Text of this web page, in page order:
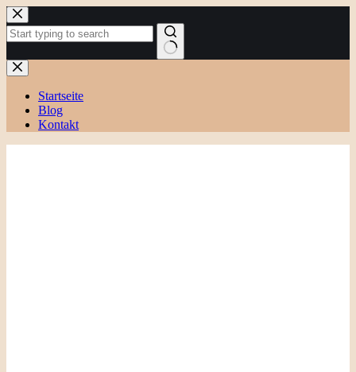
Zum
Inhalt
springen
Keine
Ergebnisse
Startseite
Blog
Kontakt